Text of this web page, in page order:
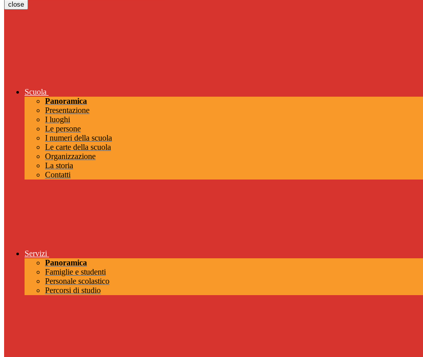
close
Scuola
Panoramica
Presentazione
I luoghi
Le persone
I numeri della scuola
Le carte della scuola
Organizzazione
La storia
Contatti
Servizi
Panoramica
Famiglie e studenti
Personale scolastico
Percorsi di studio